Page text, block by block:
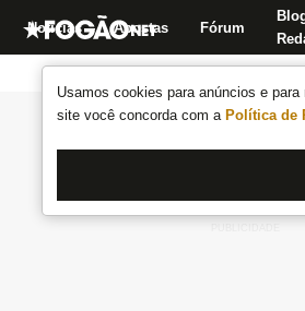
Usamos cookies para anúncios e
site você concorda com a Política de
Notícias Apostas Fórum